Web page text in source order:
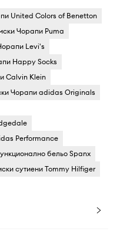
United Colors of Benetton
Чорапи Puma
Levi's
Happy Socks
Calvin Klein
Чорапи adidas Originals
Performance
бельо Spanx
сутиени Tommy Hilfiger